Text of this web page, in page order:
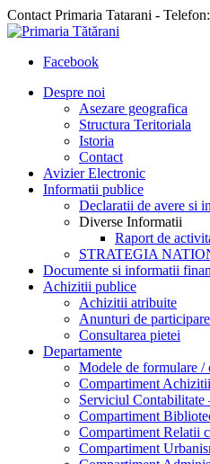
Contact Primaria Tatarani -
Facebook
Despre noi
Asezare geografica
Structura Teritoriala
Istoria
Contact
Avizier Electronic
Informatii publice
Declaratii de avere si
Diverse Informatii
Raport de
STRATEGIA
Documente si informatii
Achizitii publice
Achizitii atribuite
Anunturi de participare
Consultarea pietei
Departamente
Modele de formulare /
Compartiment
Serviciul
Compartiment
Compartiment Relatii
Compartiment